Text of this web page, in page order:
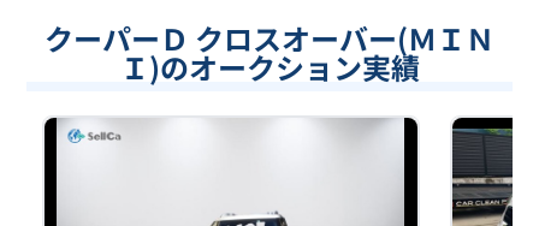
クーパーＤ クロスオーバー(ＭＩＮ
Ｉ)のオークション実績